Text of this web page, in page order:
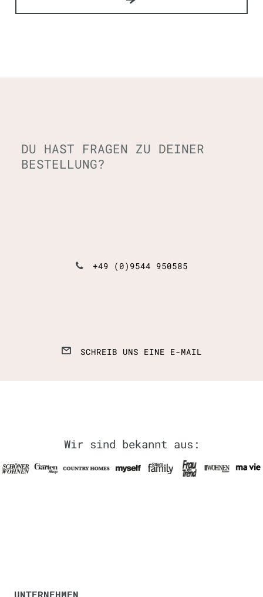
DU HAST FRAGEN ZU DEINER
BESTELLUNG?
+49 (0)9544 950585
SCHREIB UNS EINE E-MAIL
Wir sind bekannt aus:
UNTERNEHMEN